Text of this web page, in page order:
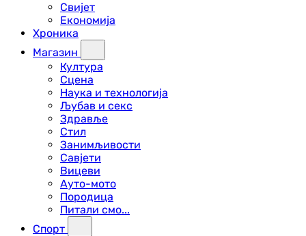
Свијет
Економија
Хроника
Магазин
Култура
Сцена
Наука и технологија
Љубав и секс
Здравље
Стил
Занимљивости
Савјети
Вицеви
Ауто-мото
Породица
Питали смо...
Спорт